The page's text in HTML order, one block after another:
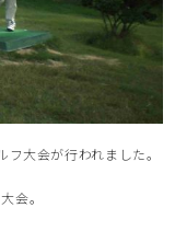
大会が行われました。
会。